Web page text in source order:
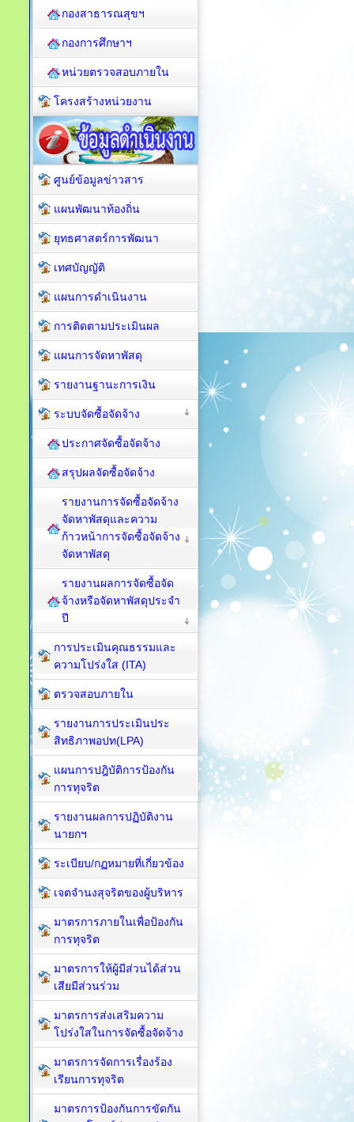
กองสาธารณสุขฯ
กองการศึกษาฯ
หน่วยตรวจสอบภายใน
โครงสร้างหน่วยงาน
ศูนย์ข้อมูลข่าวสาร
แผนพัฒนาท้องถิ่น
ยุทธศาสตร์การพัฒนา
เทศบัญญัติ
แผนการดำเนินงาน
การติดตามประเมินผล
แผนการจัดหาพัสดุ
รายงานฐานะการเงิน
ระบบจัดซื้อจัดจ้าง
ประกาศจัดซื้อจัดจ้าง
สรุปผลจัดซื้อจัดจ้าง
รายงานการจัดซื้อจัดจ้าง
จัดหาพัสดุและความ
ก้าวหน้าการจัดซื้อจัดจ้าง
จัดหาพัสดุ
รายงานผลการจัดซื้อจัด
จ้างหรือจัดหาพัสดุประจำ
ปี
การประเมินคุณธรรมและ
ความโปร่งใส (ITA)
ตรวจสอบภายใน
รายงานการประเมินประ
สิทธิภาพอปท(LPA)
แผนการปฎิบัติการป้องกัน
การทุจริต
รายงานผลการปฏิบัติงาน
นายกฯ
ระเบียบ/กฏหมายที่เกี่ยวข้อง
เจตจำนงสุจริตของผู้บริหาร
มาตรการภายในเพื่อป้องกัน
การทุจริต​
มาตรการให้ผู้มีส่วนได้ส่วน
เสียมีส่วนร่วม
มาตรการส่งเสริมความ
โปร่งใสในการจัดซื้อจัดจ้าง
มาตรการจัดการเรื่องร้อง
เรียนการทุจริต
มาตรการป้องกันการขัดกัน